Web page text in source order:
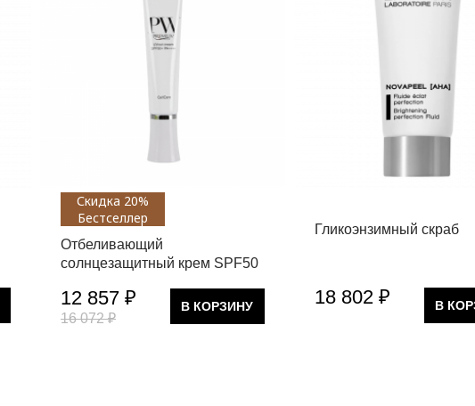
Скидка 20%
Бестселлер
Отбеливающий
солнцезащитный крем SPF50
12 857 ₽
16 072 ₽
В КОРЗИНУ
Гликоэнзимный скраб
18 802 ₽ В